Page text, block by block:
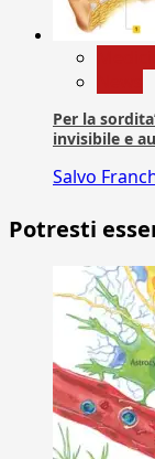
Per la
invisibile e
Salvo
Potresti